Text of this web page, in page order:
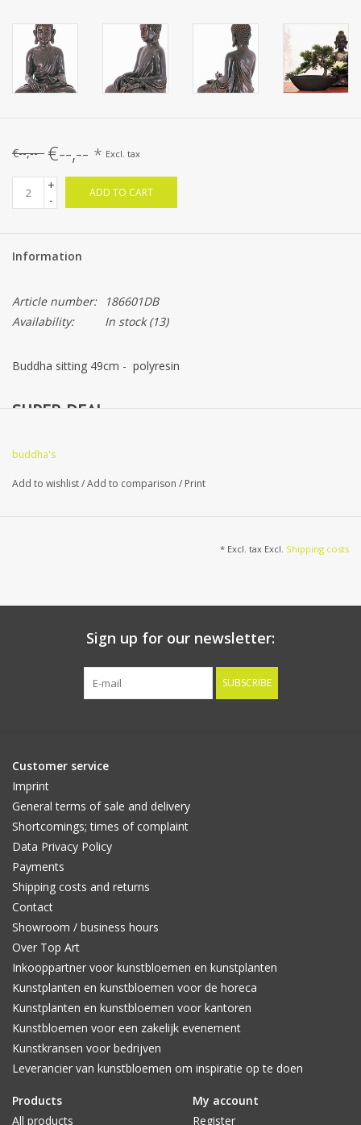
€--,-- €--,-- * Excl. tax
+
-
ADD TO CART
Information
Article number:
186601DB
Availability:
In stock(13)
Buddha sitting 49cm - polyresin
SUPER DEAL
buddha's
Add to wishlist/Add to comparison / Print
* Excl. tax Excl. Shipping costs
Sign up for our newsletter:
SUBSCRIBE
Customer service
Imprint
General terms of sale and delivery
Shortcomings; times of complaint
Data Privacy Policy
Payments
Shipping costs and returns
Contact
Showroom / business hours
Over Top Art
Inkooppartner voor kunstbloemen en kunstplanten
Kunstplanten en kunstbloemen voor de horeca
Kunstplanten en kunstbloemen voor kantoren
Kunstbloemen voor een zakelijk evenement
Kunstkransen voor bedrijven
Leverancier van kunstbloemen om inspiratie op te doen
Products
All products
My account
Register